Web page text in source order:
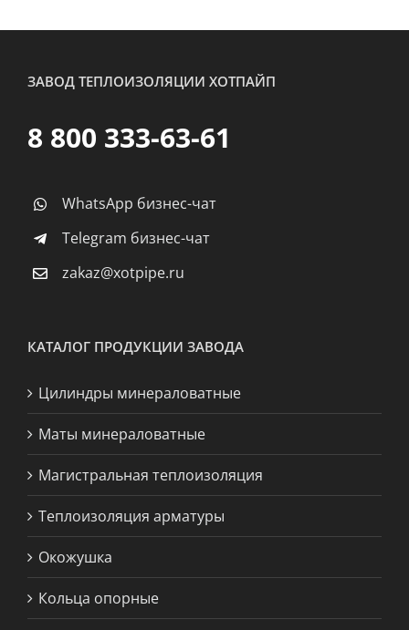
ЗАВОД ТЕПЛОИЗОЛЯЦИИ ХОТПАЙП
8 800 333-63-61
WhatsApp бизнес-чат
Telegram бизнес-чат
zakaz@xotpipe.ru
КАТАЛОГ ПРОДУКЦИИ ЗАВОДА
Цилиндры минераловатные
Маты минераловатные
Магистральная теплоизоляция
Теплоизоляция арматуры
Окожушка
Кольца опорные